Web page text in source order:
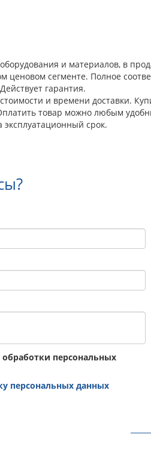
и материалов, в
ценовом сегменте. Полное
гарантия.
и времени доставки.
товар можно любым
срок.
обработки персональных
персональных данных